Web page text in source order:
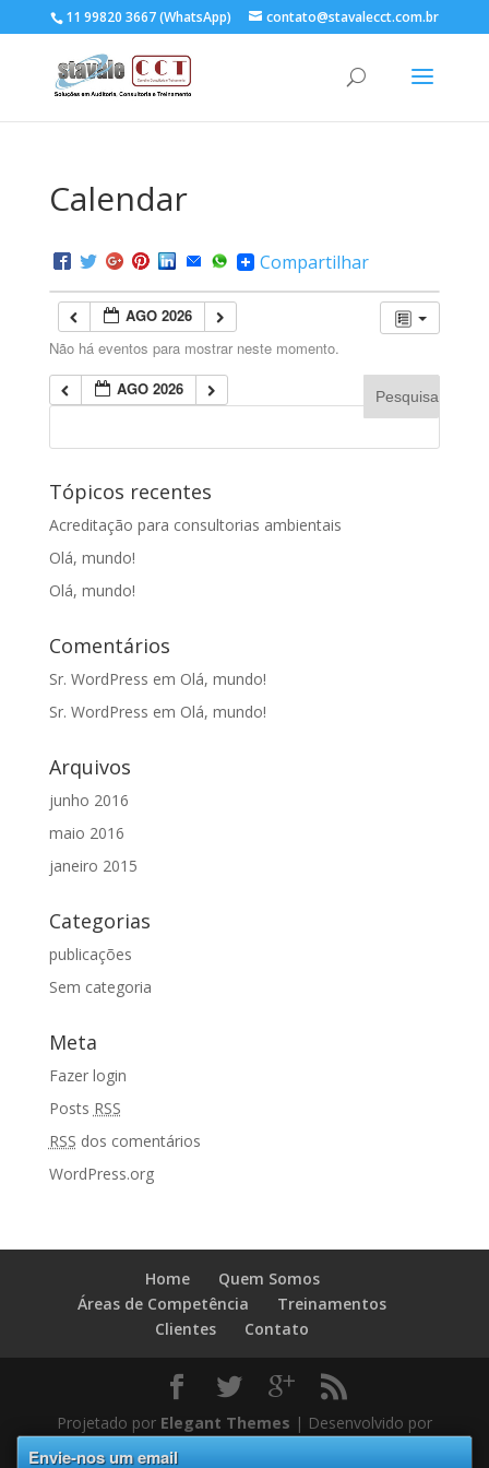
11 99820 3667 (WhatsApp) contato@stavalecct.com.br
Calendar
Compartilhar
AGO 2026
Não há eventos para mostrar neste momento.
AGO 2026
Tópicos recentes
Acreditação para consultorias ambientais
Olá, mundo!
Olá, mundo!
Comentários
Sr. WordPress em Olá, mundo!
Sr. WordPress em Olá, mundo!
Arquivos
junho 2016
maio 2016
janeiro 2015
Categorias
publicações
Sem categoria
Meta
Fazer login
Posts RSS
RSS dos comentários
WordPress.org
Home
Quem Somos
Áreas de Competência
Treinamentos
Clientes
Contato
Projetado por Elegant Themes | Desenvolvido por
Envie-nos um email